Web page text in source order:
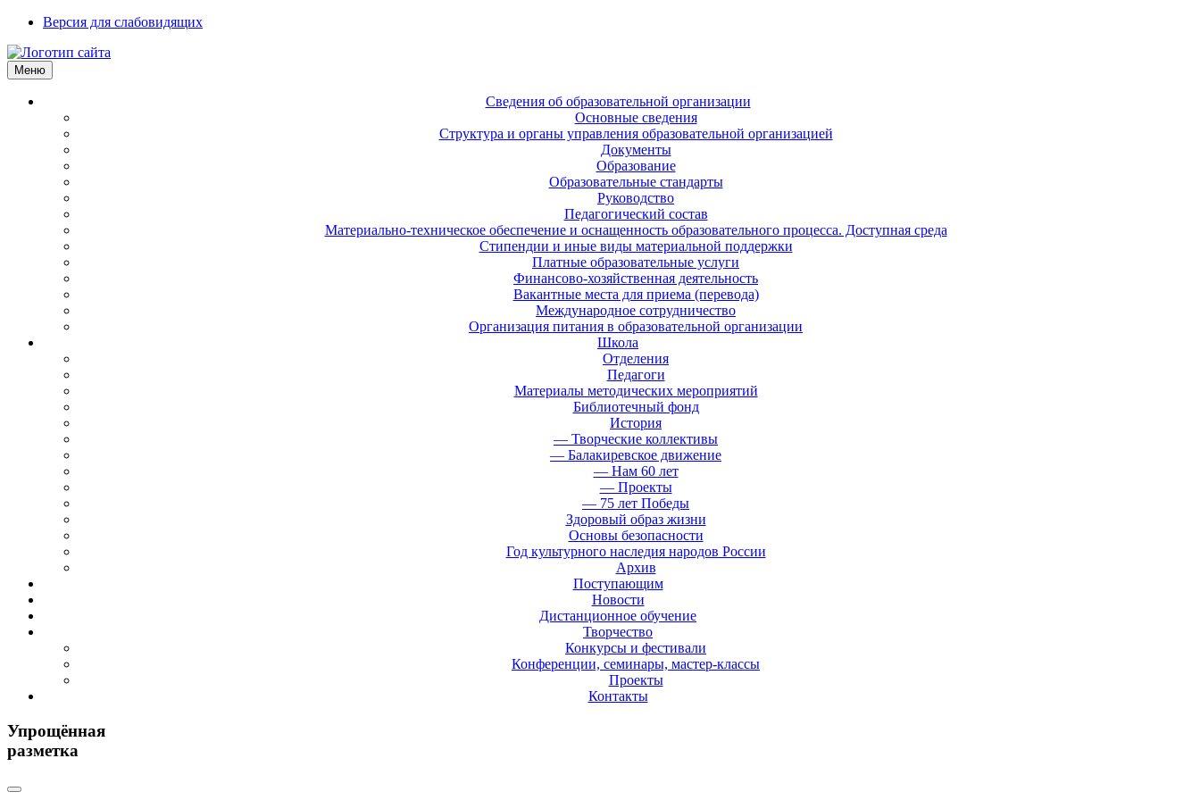
Версия для слабовидящих
Меню
Сведения об образовательной организации
Основные сведения
Структура и органы управления образовательной организацией
Документы
Образование
Образовательные стандарты
Руководство
Педагогический состав
Материально-техническое обеспечение и оснащенность образовательного процесса. Доступная среда
Стипендии и иные виды материальной поддержки
Платные образовательные услуги
Финансово-хозяйственная деятельность
Вакантные места для приема (перевода)
Международное сотрудничество
Организация питания в образовательной организации
Школа
Отделения
Педагоги
Материалы методических мероприятий
Библиотечный фонд
История
— Творческие коллективы
— Балакиревское движение
— Нам 60 лет
— Проекты
— 75 лет Победы
Здоровый образ жизни
Основы безопасности
Год культурного наследия народов России
Архив
Поступающим
Новости
Дистанционное обучение
Творчество
Конкурсы и фестивали
Конференции, семинары, мастер-классы
Проекты
Контакты
Упрощённая
разметка